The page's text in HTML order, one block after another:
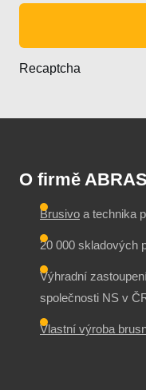
Recaptcha
O firmě
Brusivo a technika
20 000 skladových
Výhradní
společnosti NS v
Vlastní výroba